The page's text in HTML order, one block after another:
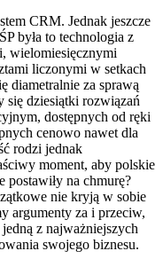
CRM. Jednak jeszcze
była to technologia z
wielomiesięcznymi
liczonymi w setkach
diametralnie za sprawą
dziesiątki rozwiązań
dostępnych od ręki
cenowo nawet dla
rodzi jednak
moment, aby polskie
postawiły na chmurę?
nie kryją w sobie
argumenty za i przeciw,
z najważniejszych
swojego biznesu.